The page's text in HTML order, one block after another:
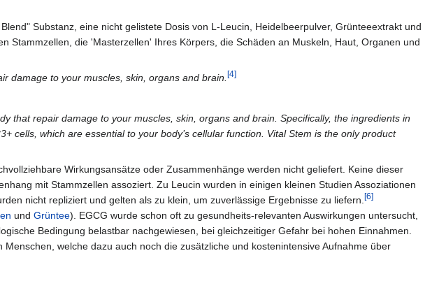
Substanz, eine nicht gelistete Dosis von L-Leucin, Heidelbeerpulver, Grünteeextrakt und
Stammzellen, die 'Masterzellen' Ihres Körpers, die Schäden an Muskeln, Haut, Organen und
damage to your muscles, skin, organs and brain.[4]
that repair damage to your muscles, skin, organs and brain. Specifically, the ingredients in
cells, which are essential to your body’s cellular function. Vital Stem is the only product
Wirkungsansätze oder Zusammenhänge werden nicht geliefert. Keine dieser
mit Stammzellen assoziert. Zu Leucin wurden in einigen kleinen Studien Assoziationen
nicht repliziert und gelten als zu klein, um zuverlässige Ergebnisse zu liefern.[6]
und Grüntee). EGCG wurde schon oft zu gesundheits-relevanten Auswirkungen untersucht,
Bedingung belastbar nachgewiesen, bei gleichzeitiger Gefahr bei hohen Einnahmen.
welche dazu auch noch die zusätzliche und kostenintensive Aufnahme über